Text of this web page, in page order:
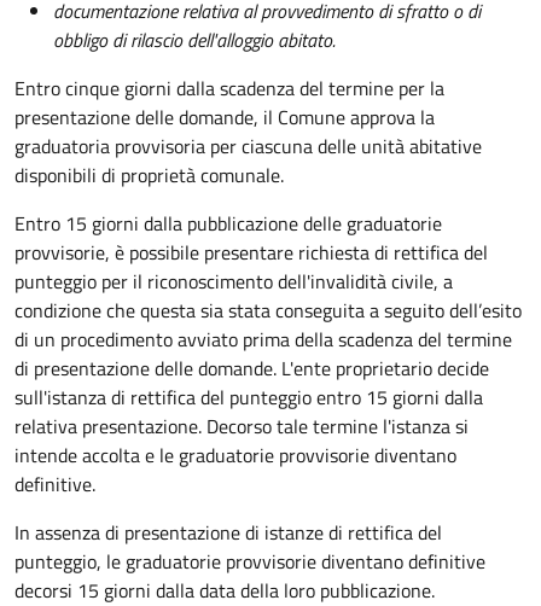
documentazione relativa al provvedimento di sfratto o di
obbligo di rilascio dell'alloggio abitato.
Entro cinque giorni dalla scadenza del termine per la
presentazione delle domande, il Comune approva la
graduatoria provvisoria per ciascuna delle unità abitative
disponibili di proprietà comunale.
Entro 15 giorni dalla pubblicazione delle graduatorie
provvisorie, è possibile presentare richiesta di rettifica del
punteggio per il riconoscimento dell'invalidità civile, a
condizione che questa sia stata conseguita a seguito dell’esito
di un procedimento avviato prima della scadenza del termine
di presentazione delle domande. L'ente proprietario decide
sull'istanza di rettifica del punteggio entro 15 giorni dalla
relativa presentazione. Decorso tale termine l'istanza si
intende accolta e le graduatorie provvisorie diventano
definitive.
In assenza di presentazione di istanze di rettifica del
punteggio, le graduatorie provvisorie diventano definitive
decorsi 15 giorni dalla data della loro pubblicazione.